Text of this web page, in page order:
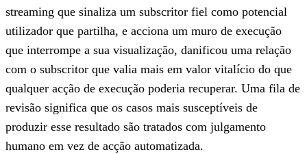
streaming que sinaliza um subscritor fiel como potencial
utilizador que partilha, e acciona um muro de execução
que interrompe a sua visualização, danificou uma relação
com o subscritor que valia mais em valor vitalício do que
qualquer acção de execução poderia recuperar. Uma fila de
revisão significa que os casos mais susceptíveis de
produzir esse resultado são tratados com julgamento
humano em vez de acção automatizada.